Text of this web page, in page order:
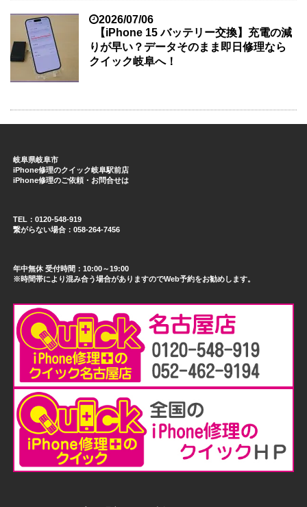
2026/07/06
【iPhone 15 バッテリー交換】充電の減
りが早い？データそのまま即日修理なら
クイック岐阜へ！
岐阜県岐阜市
iPhone修理のクイック岐阜駅前店
iPhone修理のご依頼・お問合せは
TEL：0120-548-919
繋がらない場合：058-264-7456
年中無休 受付時間：10:00～19:00
※時間帯により混み合う場合がありますのでWeb予約をお勧めします。